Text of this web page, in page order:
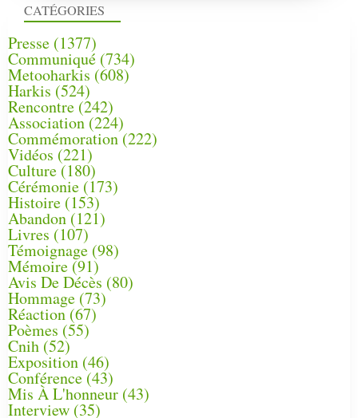
CATÉGORIES
Presse (1377)
Communiqué (734)
Metooharkis (608)
Harkis (524)
Rencontre (242)
Association (224)
Commémoration(222)
Vidéos (221)
Culture(180)
Cérémonie (173)
Histoire (153)
Abandon(121)
Livres (107)
Témoignage (98)
Mémoire (91)
Avis De Décès (80)
Hommage (73)
Réaction(67)
Poèmes (55)
Cnih (52)
Exposition (46)
Conférence(43)
Mis À L'honneur (43)
Interview (35)